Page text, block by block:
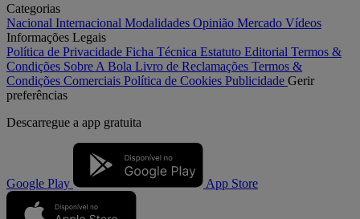
Categorias
Nacional Internacional Modalidades Opinião Mercado Vídeos
Informações Legais
Política de Privacidade Ficha Técnica Estatuto Editorial Termos &
Condições Sobre A Bola Livro de Reclamações Termos &
Condições Comerciais Política de Cookies Publicidade Gerir
preferências
Descarregue a app gratuita
Google Play App Store